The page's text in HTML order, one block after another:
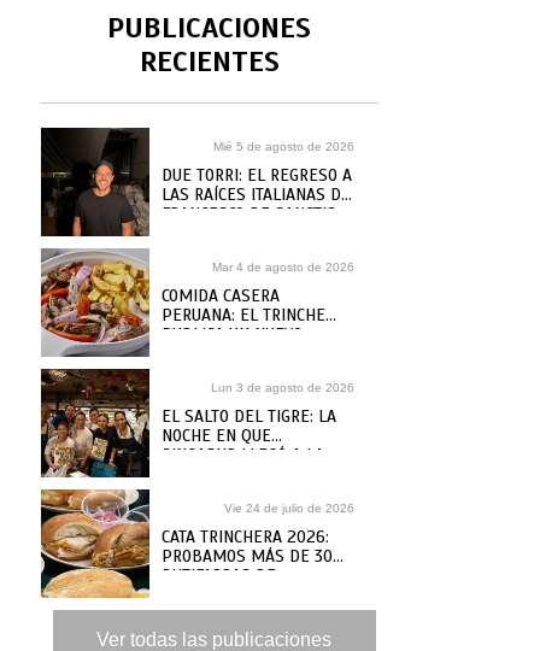
PUBLICACIONES
RECIENTES
Mié 5 de agosto de 2026
DUE TORRI: EL REGRESO A
LAS RAÍCES ITALIANAS DE
FRANCESCO DE SANCTIS
Mar 4 de agosto de 2026
COMIDA CASERA
PERUANA: EL TRINCHE
PUBLICA UN NUEVO
Lun 3 de agosto de 2026
EL SALTO DEL TIGRE: LA
NOCHE EN QUE
SINGAPUR LLEGÓ A LA
Vie 24 de julio de 2026
CATA TRINCHERA 2026:
PROBAMOS MÁS DE 30
BUTIFARRAS DE
DE ANTAÑO PARA ELEGIR
LAS MEJORES
Ver todas las publicaciones